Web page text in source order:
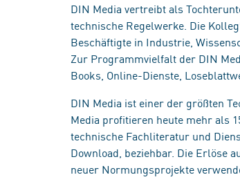
DIN Media vertreibt als
technische Regelwerke. Die
Beschäftigte in Industrie,
Zur Programmvielfalt der DIN
Books, Online-Dienste,
DIN Media ist einer der größten
Media profitieren heute mehr als
technische Fachliteratur und
Download, beziehbar. Die Erlöse
neuer Normungsprojekte